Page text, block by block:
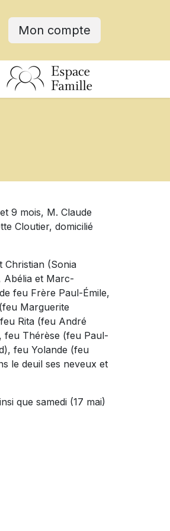
Mon compte
9 mois, M. Claude
Cloutier, domicilié
Christian (Sonia
Abélia et Marc-
feu Frère Paul-Émile,
Marguerite
Rita (feu André
feu Thérèse (feu Paul-
feu Yolande (feu
le deuil ses neveux et
que samedi (17 mai)